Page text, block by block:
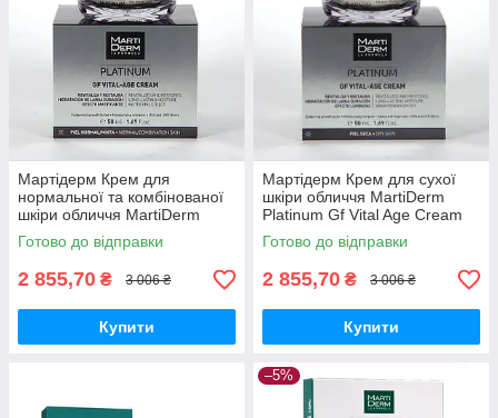
Мартідерм Крем для
нормальної та комбінованої
шкіри обличчя MartiDerm
Platinum Gf Vital Age Cream,
50 мл
Готово до відправки
2 855,70 ₴ 3 006 ₴
Купити
Мартідерм Крем для сухої
шкіри обличчя MartiDerm
Platinum Gf Vital Age Cream
50 мл
Готово до відправки
2 855,70 ₴ 3 006 ₴
Купити
–5%